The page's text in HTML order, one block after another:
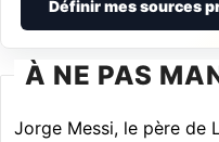
Définir mes sources
À NE PAS
Jorge Messi, le père de